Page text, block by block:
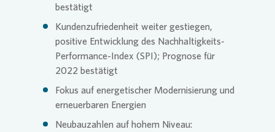
bestätigt
Kundenzufriedenheit weiter gestiegen,
positive Entwicklung des Nachhaltigkeits-
Performance-Index (SPI); Prognose für
2022 bestätigt
Fokus auf energetischer Modernisierung und
erneuerbaren Energien
Neubauzahlen auf hohem Niveau: